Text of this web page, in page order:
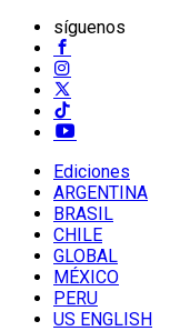
síguenos
Ediciones
ARGENTINA
BRASIL
CHILE
GLOBAL
MÉXICO
PERU
US ENGLISH